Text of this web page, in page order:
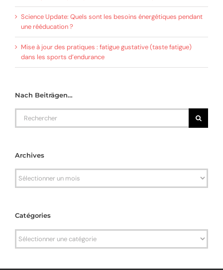
Science Update: Quels sont les besoins énergétiques pendant
une rééducation ?
Mise à jour des pratiques : fatigue gustative (taste fatigue)
dans les sports d’endurance
Nach Beiträgen…
Rechercher
Archives
Archives
Catégories
Catégories